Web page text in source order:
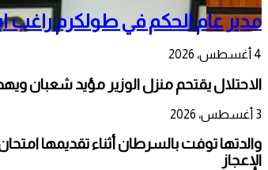
مدير عام الحكم في طولكرم راغب
4 أغسطس، 2026
الاحتلال يقتحم منزل الوزير مؤيد شعبان
3 أغسطس، 2026
الإعجاز